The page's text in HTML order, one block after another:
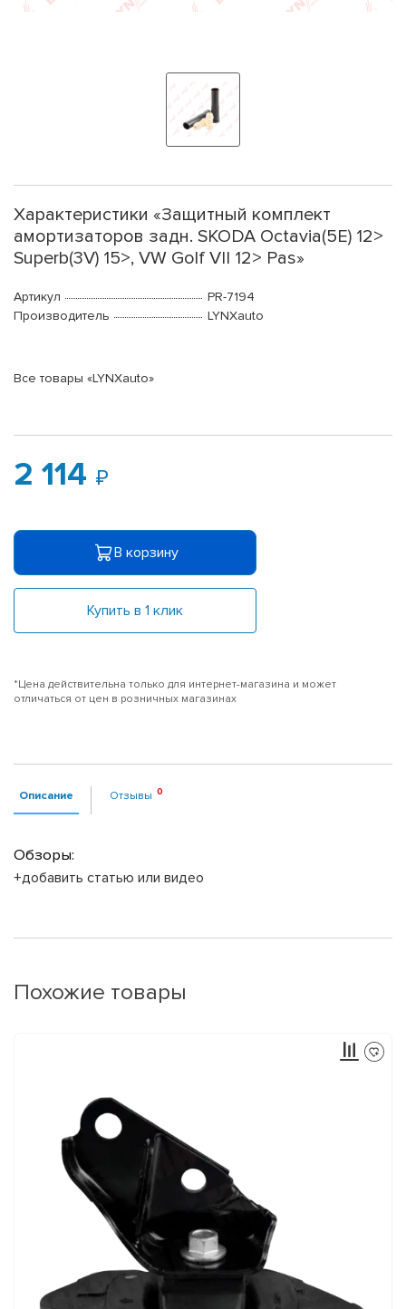
Характеристики «Защитный комплект
амортизаторов задн. SKODA Octavia(5E) 12>
Superb(3V) 15>, VW Golf VII 12> Pas»
Артикул
PR-7194
Производитель
LYNXauto
Все товары «LYNXauto»
2 114
В корзину
Купить в 1 клик
*Цена действительна только для интернет-магазина и может
отличаться от цен в розничных магазинах
Описание Отзывы
Обзоры:
+добавить статью или видео
Похожие товары